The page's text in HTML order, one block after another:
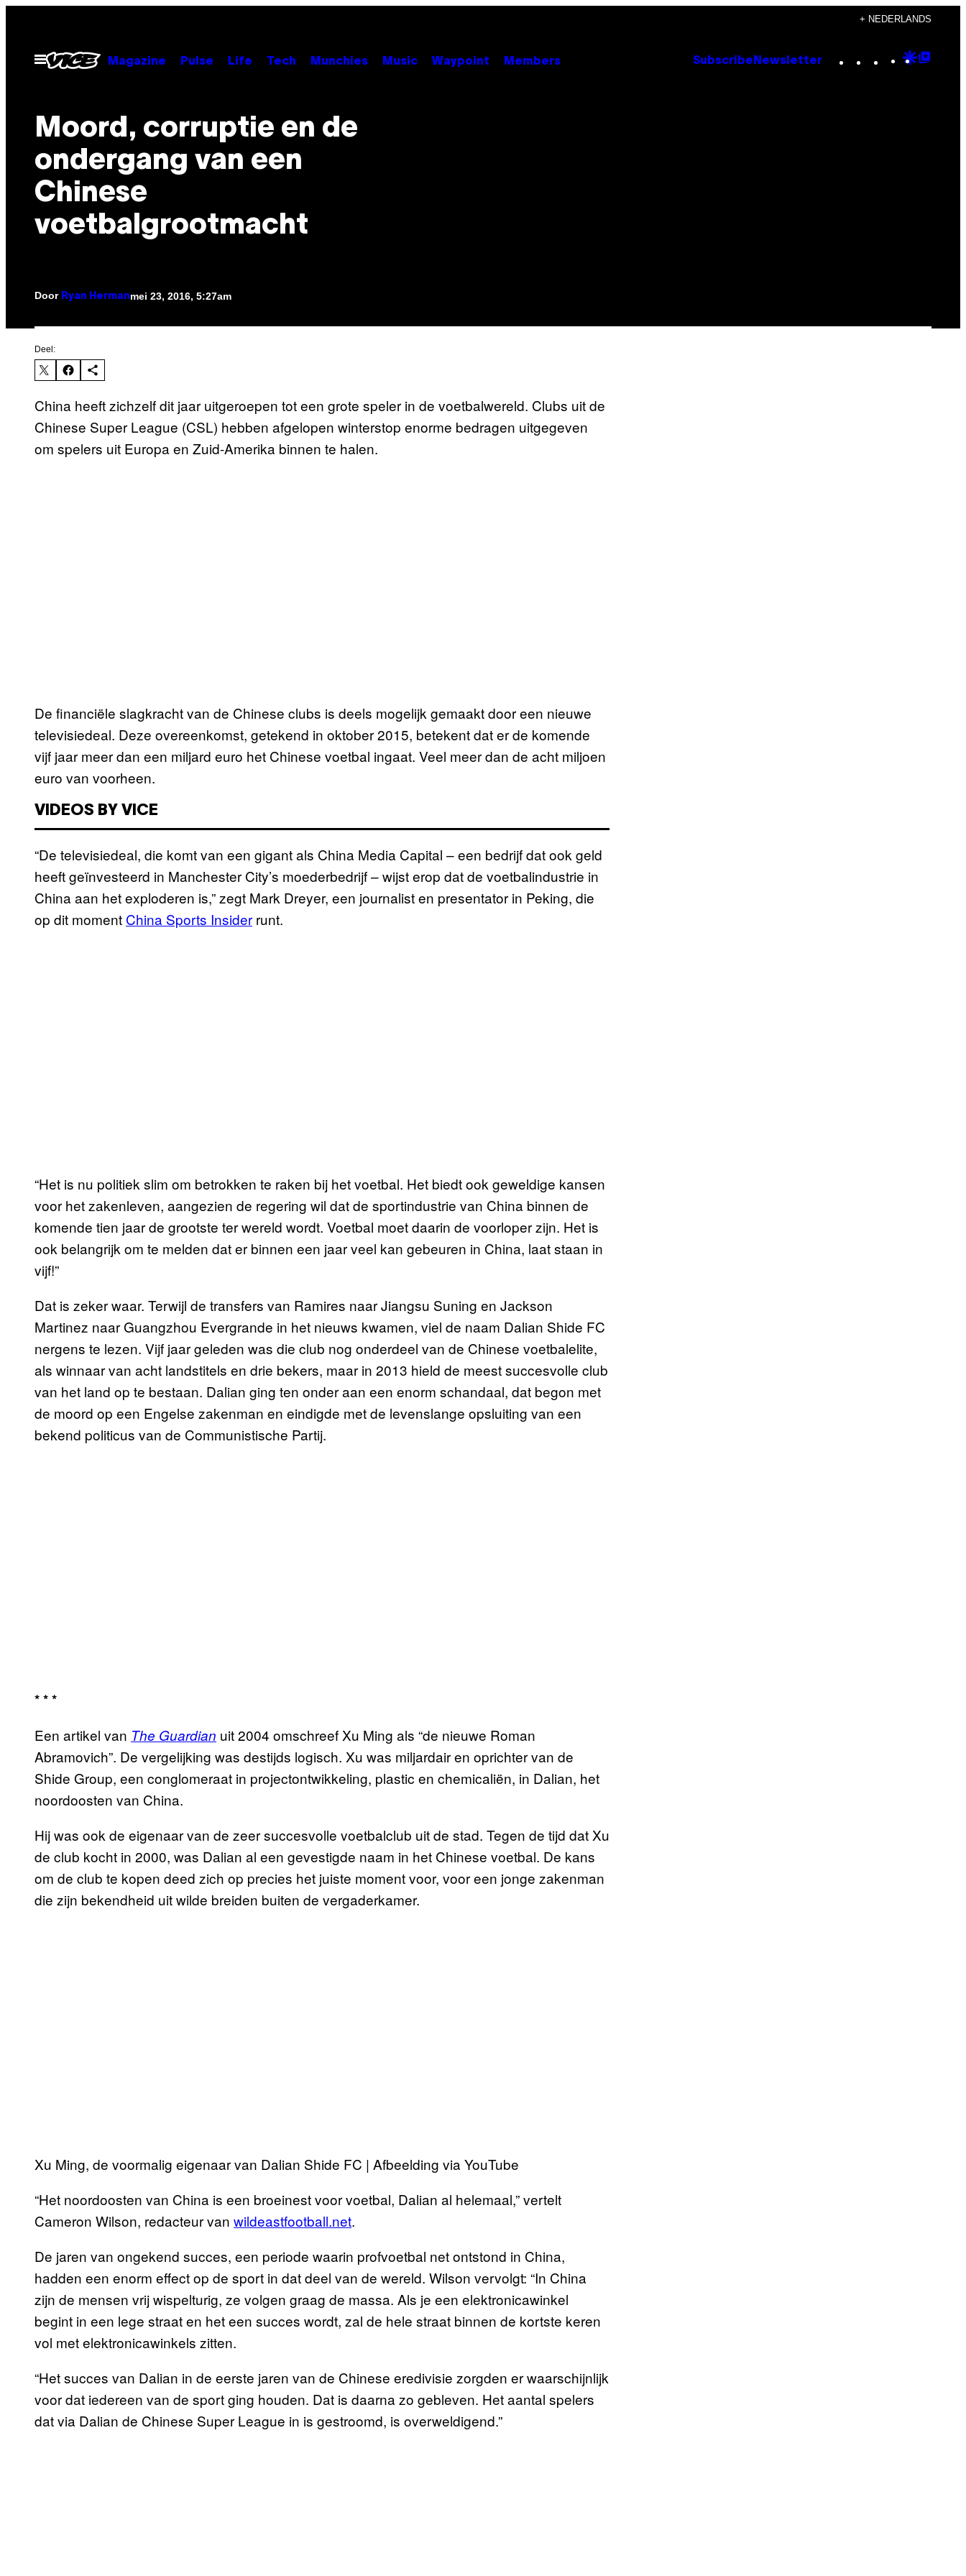
+ NEDERLANDS
Open
menu
Magazine Pulse Life Tech Munchies Music Waypoint Members Subscribe Newsletter Instagram
TikTok
YouTube
Google
Moord, corruptie en de
ondergang van een
Chinese
voetbalgrootmacht
Door Ryan Hermanmei 23, 2016, 5:27am
Deel:
China heeft zichzelf dit jaar uitgeroepen tot een grote speler in de voetbalwereld. Clubs uit de
Chinese Super League (CSL) hebben afgelopen winterstop enorme bedragen uitgegeven
om spelers uit Europa en Zuid-Amerika binnen te halen.
De financiële slagkracht van de Chinese clubs is deels mogelijk gemaakt door een nieuwe
televisiedeal. Deze overeenkomst, getekend in oktober 2015, betekent dat er de komende
vijf jaar meer dan een miljard euro het Chinese voetbal ingaat. Veel meer dan de acht miljoen
euro van voorheen.
VIDEOS BY VICE
“De televisiedeal, die komt van een gigant als China Media Capital – een bedrijf dat ook geld
heeft geïnvesteerd in Manchester City’s moederbedrijf – wijst erop dat de voetbalindustrie in
China aan het exploderen is,” zegt Mark Dreyer, een journalist en presentator in Peking, die
op dit moment China Sports Insider runt.
“Het is nu politiek slim om betrokken te raken bij het voetbal. Het biedt ook geweldige kansen
voor het zakenleven, aangezien de regering wil dat de sportindustrie van China binnen de
komende tien jaar de grootste ter wereld wordt. Voetbal moet daarin de voorloper zijn. Het is
ook belangrijk om te melden dat er binnen een jaar veel kan gebeuren in China, laat staan in
vijf!”
Dat is zeker waar. Terwijl de transfers van Ramires naar Jiangsu Suning en Jackson
Martinez naar Guangzhou Evergrande in het nieuws kwamen, viel de naam Dalian Shide FC
nergens te lezen. Vijf jaar geleden was die club nog onderdeel van de Chinese voetbalelite,
als winnaar van acht landstitels en drie bekers, maar in 2013 hield de meest succesvolle club
van het land op te bestaan. Dalian ging ten onder aan een enorm schandaal, dat begon met
de moord op een Engelse zakenman en eindigde met de levenslange opsluiting van een
bekend politicus van de Communistische Partij.
* * *
Een artikel van The Guardian uit 2004 omschreef Xu Ming als “de nieuwe Roman
Abramovich”. De vergelijking was destijds logisch. Xu was miljardair en oprichter van de
Shide Group, een conglomeraat in projectontwikkeling, plastic en chemicaliën, in Dalian, het
noordoosten van China.
Hij was ook de eigenaar van de zeer succesvolle voetbalclub uit de stad. Tegen de tijd dat Xu
de club kocht in 2000, was Dalian al een gevestigde naam in het Chinese voetbal. De kans
om de club te kopen deed zich op precies het juiste moment voor, voor een jonge zakenman
die zijn bekendheid uit wilde breiden buiten de vergaderkamer.
Xu Ming, de voormalig eigenaar van Dalian Shide FC | Afbeelding via YouTube
“Het noordoosten van China is een broeinest voor voetbal, Dalian al helemaal,” vertelt
Cameron Wilson, redacteur van wildeastfootball.net.
De jaren van ongekend succes, een periode waarin profvoetbal net ontstond in China,
hadden een enorm effect op de sport in dat deel van de wereld. Wilson vervolgt: “In China
zijn de mensen vrij wispelturig, ze volgen graag de massa. Als je een elektronicawinkel
begint in een lege straat en het een succes wordt, zal de hele straat binnen de kortste keren
vol met elektronicawinkels zitten.
“Het succes van Dalian in de eerste jaren van de Chinese eredivisie zorgden er waarschijnlijk
voor dat iedereen van de sport ging houden. Dat is daarna zo gebleven. Het aantal spelers
dat via Dalian de Chinese Super League in is gestroomd, is overweldigend.”